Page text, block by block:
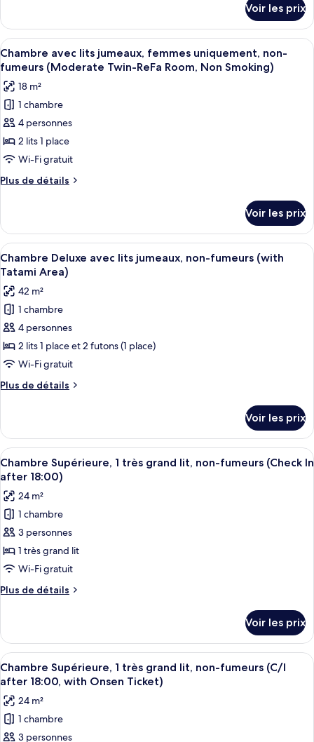
femmes
uniquement,
non-
fumeurs
(Superior
Queen
ReFa
Room,
Non
Smoking)
le
type
de
chambre
Supérieure,
femmes
uniquement,
non-
fumeurs
Queen
ReFa
Room,
Voir les prix
Afficher
toutes
les
photos
pour
ce
type
de
chambre :
Chambre
lits
jumeaux,
femmes
uniquement,
non-
fumeurs
(Moderate
Twin-
ReFa
Room,
Non
Une chambre d’hôtel avec un
2
Chambre avec lits jumeaux, femmes uniquement, non-
fumeurs (Moderate Twin-ReFa Room, Non Smoking)
18 m²
1 chambre
4 personnes
2 lits 1 place
Wi-Fi gratuit
Plus de détails
Plus
le
type
de
chambre
avec
lits
jumeaux,
femmes
uniquement,
fumeurs
(Moderate
Twin-
Non
Voir les prix
Afficher
toutes
les
photos
pour
ce
type
de
chambre :
Chambre
avec
lits
jumeaux,
non-
fumeurs
(with
Tatami
Area)
Une chambre d’hôtel avec deux lits,
4
Chambre Deluxe avec lits jumeaux, non-fumeurs (with
Tatami Area)
42 m²
1 chambre
4 personnes
2 lits 1 place et 2 futons (1 place)
Wi-Fi gratuit
Plus de détails
Plus
le
type
de
chambre
Deluxe
avec
lits
jumeaux,
non-
(with
Tatami
Area)
Voir les prix
Afficher
toutes
les
photos
pour
ce
type
de
chambre :
Chambre
1
très
grand
lit,
non-
fumeurs
(Check
Une chambre d’hôtel moderne
2
Chambre Supérieure, 1 très grand lit, non-fumeurs (Check In
after 18:00)
24 m²
1 chambre
3 personnes
1 très grand lit
Wi-Fi gratuit
Plus de détails
Plus
le
type
de
chambre
Supérieure,
très
Voir les prix
Afficher
toutes
les
photos
pour
Une chambre d’hôtel moderne
2
Chambre Supérieure, 1 très grand lit, non-fumeurs (C/I
after 18:00, with Onsen Ticket)
24 m²
1 chambre
3 personnes